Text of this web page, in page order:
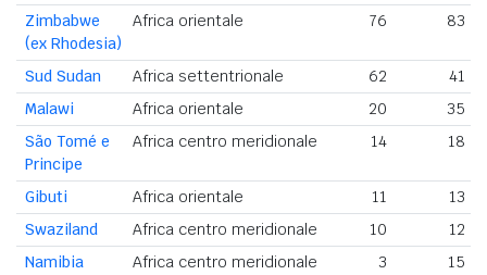
Zimbabwe
(ex Rhodesia)
Africa orientale 76 83
Sud Sudan Africa settentrionale 62
41
Malawi
Africa orientale 20
35
São Tomé e
Principe
Africa centro meridionale 14 18
Gibuti Africa orientale 11
13
Swaziland
Africa centro meridionale 10
12
Namibia
Africa centro meridionale 3
15